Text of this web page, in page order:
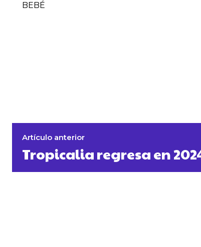
BEBÉ
Artículo anterior
Tropicalia regresa en